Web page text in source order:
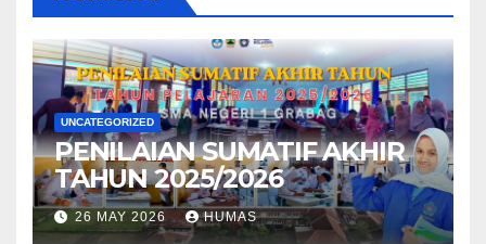
UNCATEGORIZED
PENILAIAN SUMATIF AKHIR
TAHUN 2025/2026
26 MAY 2026 HUMAS